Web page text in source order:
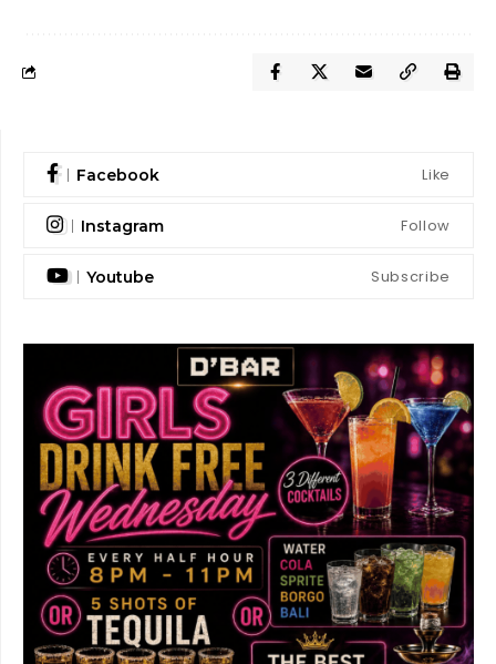
Facebook Like
Instagram Follow
Youtube Subscribe